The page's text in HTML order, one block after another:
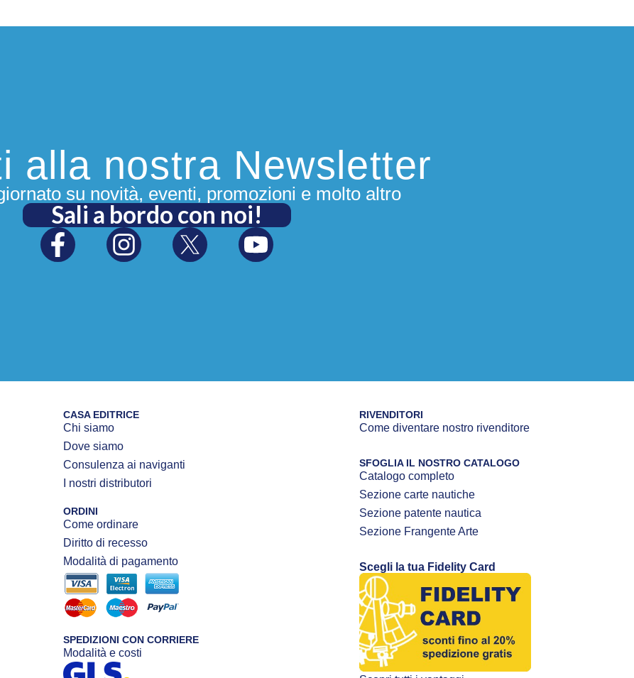
alla nostra Newsletter
su novità, eventi, promozioni e molto altro
Sali a bordo con noi!
CASA EDITRICE
Chi siamo
Dove siamo
Consulenza ai naviganti
I nostri distributori
ORDINI
Come ordinare
Diritto di recesso
Modalità di pagamento
SPEDIZIONI CON CORRIERE
Modalità e costi
RIVENDITORI
Come diventare nostro rivenditore
SFOGLIA IL NOSTRO CATALOGO
Catalogo completo
Sezione carte nautiche
Sezione patente nautica
Sezione Frangente Arte
Scegli la tua Fidelity Card